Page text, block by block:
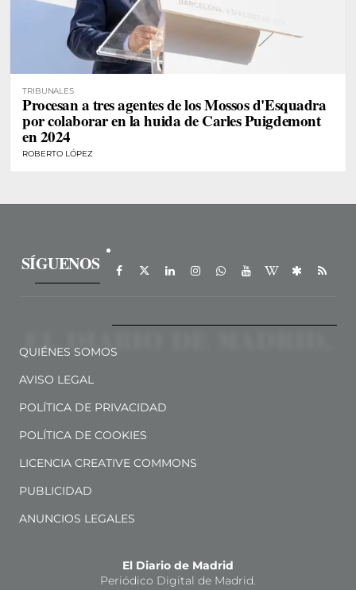
TRIBUNALES
Procesan a tres agentes de los Mossos d'Esquadra
por colaborar en la huida de Carles Puigdemont
en 2024
ROBERTO LÓPEZ
SÍGUENOS
QUIÉNES SOMOS
AVISO LEGAL
POLÍTICA DE PRIVACIDAD
POLÍTICA DE COOKIES
LICENCIA CREATIVE COMMONS
PUBLICIDAD
ANUNCIOS LEGALES
El Diario de Madrid
Periódico Digital de Madrid.